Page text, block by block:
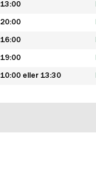
13:00
20:00
16:00
19:00
10:00 eller 13:30